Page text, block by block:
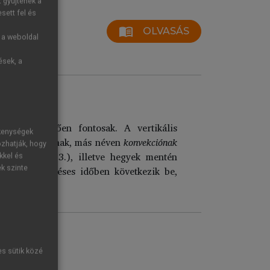
menu_book OLVASÁS
alapvetően fontosak. A vertikális
feláramlásnak, más névenkonvekciónak
(lásd 2.4.3.), illetve hegyek mentén
napsütéses időben következik be,
fel és
weboldal
a
hogy
és
szinte
sütik közé